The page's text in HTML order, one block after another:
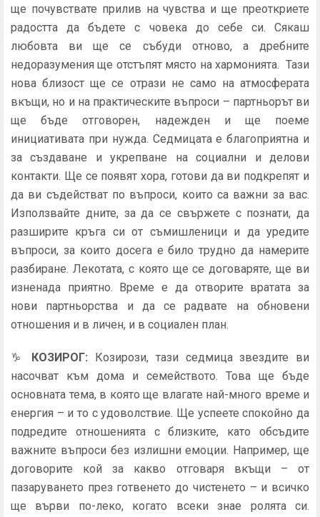
ще почувствате прилив на чувства и ще преоткриете
радостта да бъдете с човека до себе си. Сякаш
любовта ви ще се събуди отново, а дребните
недоразумения ще отстъпят място на хармонията. Тази
нова близост ще се отрази не само на атмосферата
вкъщи, но и на практическите въпроси – партньорът ви
ще бъде отговорен, надежден и ще поеме
инициативата при нужда. Седмицата е благоприятна и
за създаване и укрепване на социални и делови
контакти. Ще се появят хора, готови да ви подкрепят и
да ви съдействат по въпроси, които са важни за вас.
Използвайте дните, за да се свържете с познати, да
разширите кръга си от съмишленици и да уредите
въпроси, за които досега е било трудно да намерите
разбиране. Лекотата, с която ще се договаряте, ще ви
изненада приятно. Време е да отворите вратата за
нови партньорства и да се радвате на обновени
отношения и в личен, и в социален план.
♑ КОЗИРОГ: Козирози, тази седмица звездите ви
насочват към дома и семейството. Това ще бъде
основната тема, в която ще влагате най-много време и
енергия – и то с удоволствие. Ще успеете спокойно да
подредите отношенията с близките, като обсъдите
важните въпроси без излишни емоции. Например, ще
договорите кой за какво отговаря вкъщи – от
пазаруването през готвенето до чистенето – и всичко
ще върви по-леко, когато всеки знае ролята си.